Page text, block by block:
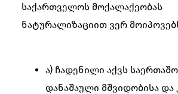
საქართველოს მოქალაქეობას
ნატურალიზაციით ვერ
ა) ჩადენილი აქვს
დანაშაული მშვიდობისა და